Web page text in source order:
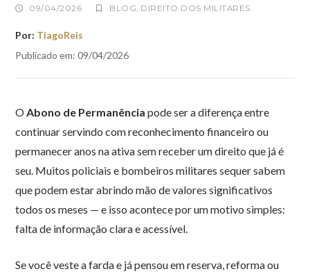
09/04/2026 BLOG DIREITO DOS MILITARES
Por: TiagoReis
Publicado em: 09/04/2026
O Abono de Permanência pode ser a diferença entre
continuar servindo com reconhecimento financeiro ou
permanecer anos na ativa sem receber um direito que já é
seu. Muitos policiais e bombeiros militares sequer sabem
que podem estar abrindo mão de valores significativos
todos os meses — e isso acontece por um motivo simples:
falta de informação clara e acessível.
Se você veste a farda e já pensou em reserva, reforma ou